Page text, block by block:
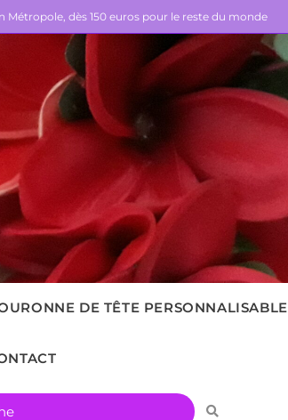
Métropole, dès 150 euros pour le reste du monde
DE TÊTE PERSONNALISABLE